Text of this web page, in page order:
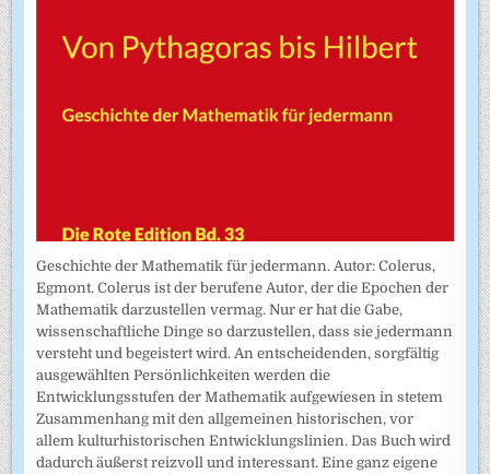
Geschichte der Mathematik für jedermann. Autor: Colerus,
Egmont. Colerus ist der berufene Autor, der die Epochen der
Mathematik darzustellen vermag. Nur er hat die Gabe,
wissenschaftliche Dinge so darzustellen, dass sie jedermann
versteht und begeistert wird. An entscheidenden, sorgfältig
ausgewählten Persönlichkeiten werden die
Entwicklungsstufen der Mathematik aufgewiesen in stetem
Zusammenhang mit den allgemeinen historischen, vor
allem kulturhistorischen Entwicklungslinien. Das Buch wird
dadurch äußerst reizvoll und interessant. Eine ganz eigene